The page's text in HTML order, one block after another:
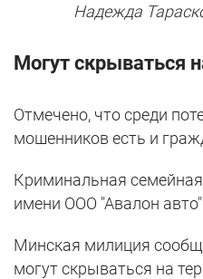
Надежда
Могут скрываться
Отмечено, что среди
мошенников есть и
Криминальная
имени ООО "Авалон
Минская милиция
могут скрываться на